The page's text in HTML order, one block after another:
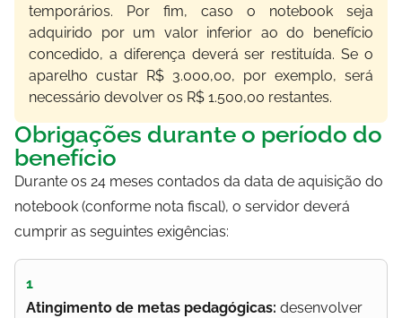
temporários. Por fim, caso o notebook seja
adquirido por um valor inferior ao do benefício
concedido, a diferença deverá ser restituída. Se o
aparelho custar R$ 3.000,00, por exemplo, será
necessário devolver os R$ 1.500,00 restantes.
Obrigações durante o período do
benefício
Durante os 24 meses contados da data de aquisição do
notebook (conforme nota fiscal), o servidor deverá
cumprir as seguintes exigências:
1
Atingimento de metas pedagógicas: desenvolver